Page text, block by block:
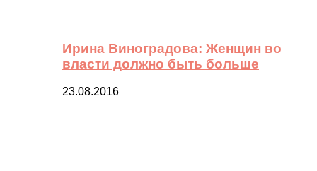
Ирина Виноградова: Женщин во
власти должно быть больше
23.08.2016